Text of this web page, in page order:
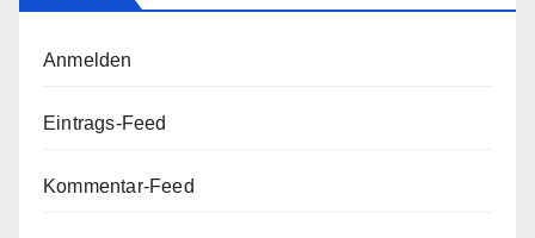
Anmelden
Eintrags-Feed
Kommentar-Feed